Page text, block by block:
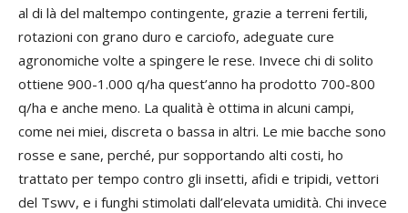
al di là del maltempo contingente, grazie a terreni fertili,
rotazioni con grano duro e carciofo, adeguate cure
agronomiche volte a spingere le rese. Invece chi di solito
ottiene 900-1.000 q/ha quest’anno ha prodotto 700-800
q/ha e anche meno. La qualità è ottima in alcuni campi,
come nei miei, discreta o bassa in altri. Le mie bacche sono
rosse e sane, perché, pur sopportando alti costi, ho
trattato per tempo contro gli insetti, afidi e tripidi, vettori
del Tswv, e i funghi stimolati dall’elevata umidità. Chi invece